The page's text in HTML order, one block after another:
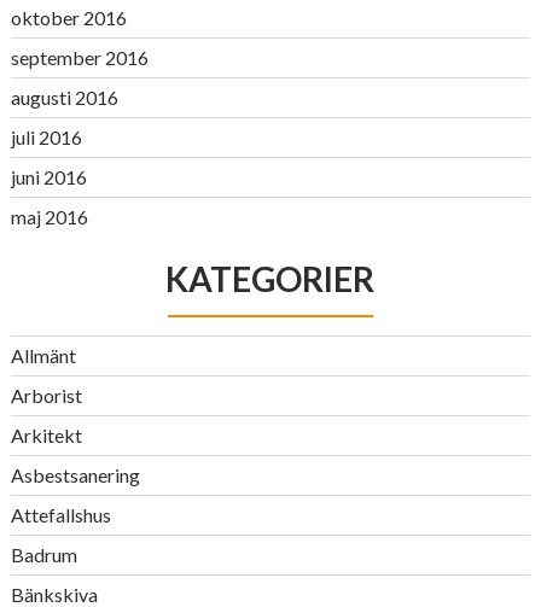
oktober 2016
september 2016
augusti 2016
juli 2016
juni 2016
maj 2016
KATEGORIER
Allmänt
Arborist
Arkitekt
Asbestsanering
Attefallshus
Badrum
Bänkskiva